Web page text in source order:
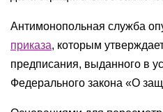
Антимонопольная служба
приказа, которым
предписания, выданного в
Федерального закона «О